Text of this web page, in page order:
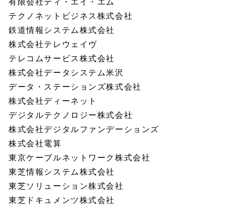
有限会社ティ・エイ・エム
テクノネットビジネス株式会社
鉄道情報システム株式会社
株式会社テレウェイヴ
テレコムサービス株式会社
株式会社データシステム米沢
データ・ステーションズ株式会社
株式会社ディーネット
デジタルテクノロジー株式会社
株式会社デジタルファンデーションズ
株式会社電算
東京ケーブルネットワーク株式会社
東芝情報システム株式会社
東芝ソリューション株式会社
東芝ドキュメンツ株式会社